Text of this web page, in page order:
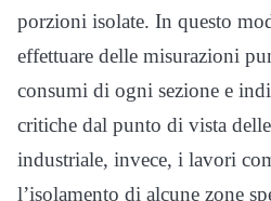
porzioni isolate. In questo
effettuare delle misurazioni
consumi di ogni sezione e
critiche dal punto di vista
industriale, invece, i lavori
l’isolamento di alcune zone